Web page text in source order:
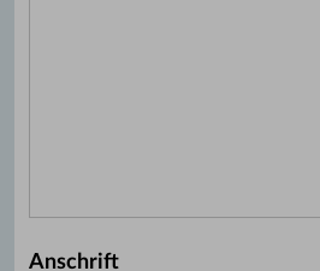
Anschrift